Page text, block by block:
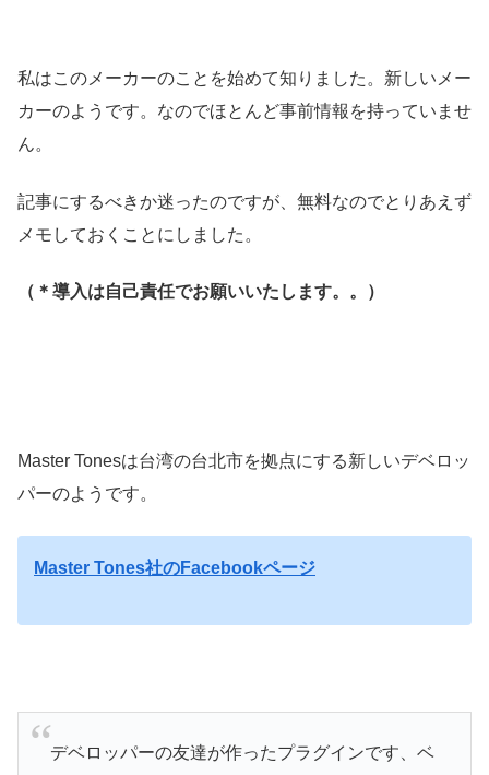
私はこのメーカーのことを始めて知りました。新しいメー
カーのようです。なのでほとんど事前情報を持っていませ
ん。
記事にするべきか迷ったのですが、無料なのでとりあえず
メモしておくことにしました。
（＊導入は自己責任でお願いいたします。。）
Master Tonesは台湾の台北市を拠点にする新しいデベロッ
パーのようです。
Master Tones社のFacebookページ
デベロッパーの友達が作ったプラグインです、ベ